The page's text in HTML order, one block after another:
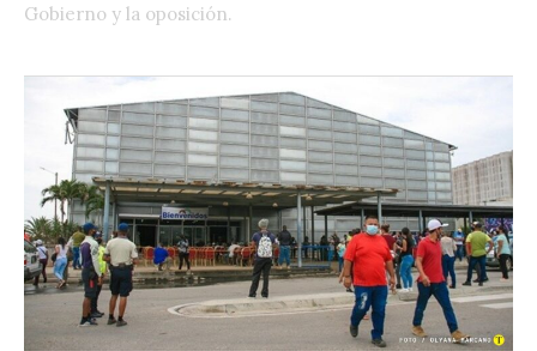
Gobierno y la oposición.